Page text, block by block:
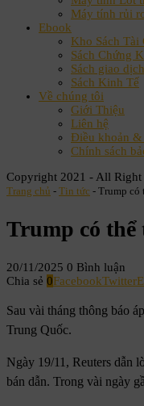
Máy tính rủi
Ebook
Kho Sách Tài
Sách Chứng
Sách giao
Sách Kinh Tế
Về chúng tôi
Giới Thiệu
Liên hệ
Điều khoản &
Chính sách
Copyright 2021 - All Right
Trang chủ - Tin tức - Trump có
Trump có thể
20/11/2025 0 Bình luận
Chia sẻ 0FacebookTwitter
Sau vài tháng thông báo
Trung Quốc.
Ngày 19/11, Reuters dẫn
bán dẫn. Trong vài ngày